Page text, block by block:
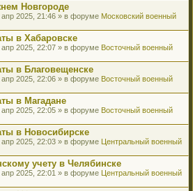
Новгороде
апр 2025, 21:46 » в форуме Московский военный
в Хабаровске
апр 2025, 22:07 » в форуме Восточный военный
в Благовещенске
апр 2025, 22:06 » в форуме Восточный военный
в Магадане
апр 2025, 22:05 » в форуме Восточный военный
в Новосибирске
апр 2025, 22:03 » в форуме Центральный военный
учету в Челябинске
апр 2025, 22:01 » в форуме Центральный военный